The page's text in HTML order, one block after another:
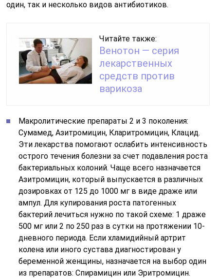
один, так и несколько видов антибиотиков.
Читайте также:
Венотон — серия
лекарственных
средств против
варикоза
Макролитические препараты 2 и 3 поколения:
Сумамед, Азитромицин, Кларитромицин, Клацид.
Эти лекарства помогают ослабить интенсивность
острого течения болезни за счет подавления роста
бактериальных колоний. Чаще всего назначается
Азитромицин, который выпускается в различных
дозировках от 125 до 1000 мг в виде драже или
ампул. Для купирования роста патогенных
бактерий лечиться нужно по такой схеме: 1 драже
500 мг или 2 по 250 раз в сутки на протяжении 10-
дневного периода. Если хламидийный артрит
колена или иного сустава диагностирован у
беременной женщины, назначается на выбор один
из препаратов: Спирамицин или Эритромицин.